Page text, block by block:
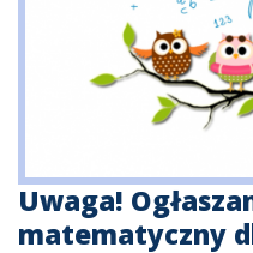
Uwaga!
matematyczny